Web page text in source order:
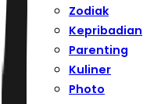
Zodiak
Kepribadian
Parenting
Kuliner
Photo